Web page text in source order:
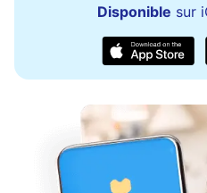
Disponible sur